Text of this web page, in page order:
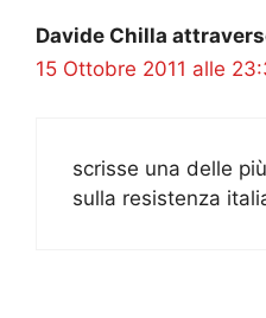
Davide Chilla
15 Ottobre 2011 alle
scrisse una delle
sulla resistenza